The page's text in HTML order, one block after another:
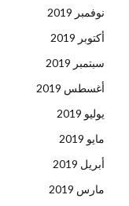
نوفمبر 2019
أكتوبر 2019
سبتمبر 2019
أغسطس 2019
يوليو 2019
مايو 2019
أبريل 2019
مارس 2019